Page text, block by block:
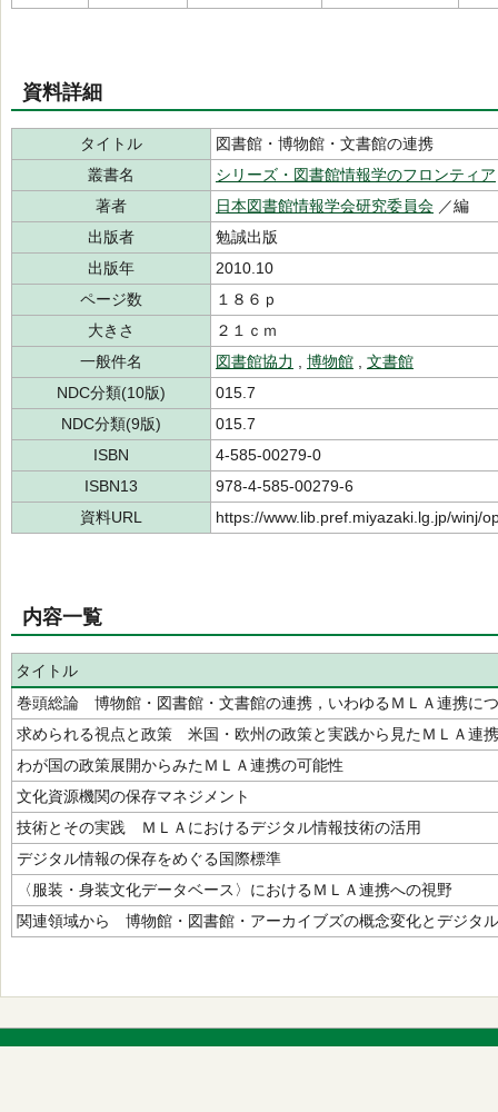
資料詳細
タイトル
図書館・博物館・文書館の連携
叢書名
シリーズ・図書館情報学のフロンティア
著者
日本図書館情報学会研究委員会 ／編
出版者
勉誠出版
出版年
2010.10
ページ数
１８６ｐ
大きさ
２１ｃｍ
一般件名
図書館協力 博物館
文書館
NDC分類(10版)
015.7
NDC分類(9版)
015.7
ISBN
4-585-00279-0
ISBN13
978-4-585-00279-6
資料URL
https://www.lib.pref.miyazaki.lg.jp/winj/
内容一覧
タイトル
巻頭総論 博物館・図書館・文書館の連携，いわゆるＭＬＡ連携に
求められる視点と政策 米国・欧州の政策と実践から見たＭＬＡ連携
わが国の政策展開からみたＭＬＡ連携の可能性
文化資源機関の保存マネジメント
技術とその実践 ＭＬＡにおけるデジタル情報技術の活用
デジタル情報の保存をめぐる国際標準
〈服装・身装文化データベース〉におけるＭＬＡ連携への視野
関連領域から 博物館・図書館・アーカイブズの概念変化とデジタ